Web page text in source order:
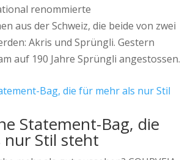
renommierte
aus der Schweiz, die beide von zwei
Akris und Sprüngli. Gestern
auf 190 Jahre Sprüngli angestossen.
Statement-Bag, die
Stil steht